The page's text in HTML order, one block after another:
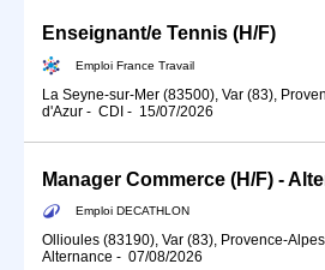
Enseignant/e Tennis (H/F)
Emploi France Travail
La Seyne-sur-Mer (83500), Var (83),
d'Azur - CDI - 15/07/2026
Manager Commerce (H/F) -
Emploi DECATHLON
Ollioules (83190), Var (83), Provence-
Alternance - 07/08/2026